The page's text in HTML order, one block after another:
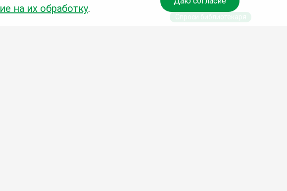
на их обработку.
Спроси библиотекаря